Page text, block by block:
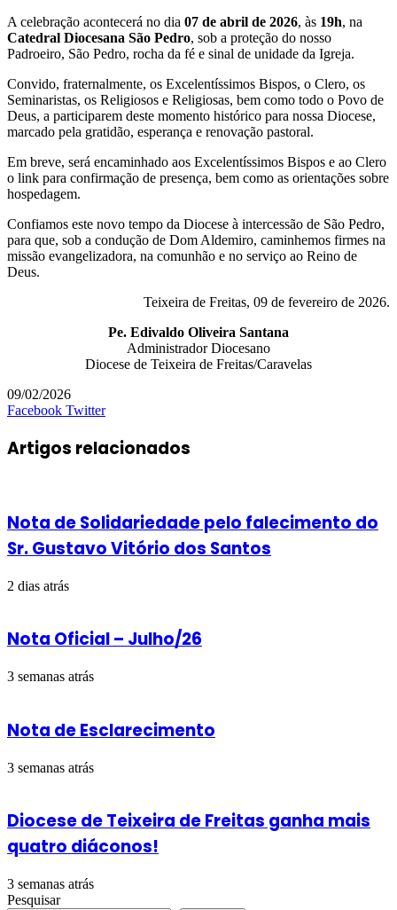
A celebração acontecerá no dia 07 de abril de 2026, às 19h, na
Catedral Diocesana São Pedro, sob a proteção do nosso
Padroeiro, São Pedro, rocha da fé e sinal de unidade da Igreja.
Convido, fraternalmente, os Excelentíssimos Bispos, o Clero, os
Seminaristas, os Religiosos e Religiosas, bem como todo o Povo de
Deus, a participarem deste momento histórico para nossa Diocese,
marcado pela gratidão, esperança e renovação pastoral.
Em breve, será encaminhado aos Excelentíssimos Bispos e ao Clero
o link para confirmação de presença, bem como as orientações sobre
hospedagem.
Confiamos este novo tempo da Diocese à intercessão de São Pedro,
para que, sob a condução de Dom Aldemiro, caminhemos firmes na
missão evangelizadora, na comunhão e no serviço ao Reino de
Deus.
Teixeira de Freitas, 09 de fevereiro de 2026.
Pe. Edivaldo Oliveira Santana
Administrador Diocesano
Diocese de Teixeira de Freitas/Caravelas
09/02/2026
Facebook TwitterLinkedin
Tumblr
Pinterest
WhatsApp
Telegram
Compartilhar
e-
mail
Imprimir
Artigos relacionados
Nota de Solidariedade pelo falecimento do
Sr. Gustavo Vitório dos Santos
2 dias atrás
Nota Oficial – Julho/26
3 semanas atrás
Nota de Esclarecimento
3 semanas atrás
Diocese de Teixeira de Freitas ganha mais
quatro diáconos!
3 semanas atrás
Pesquisar